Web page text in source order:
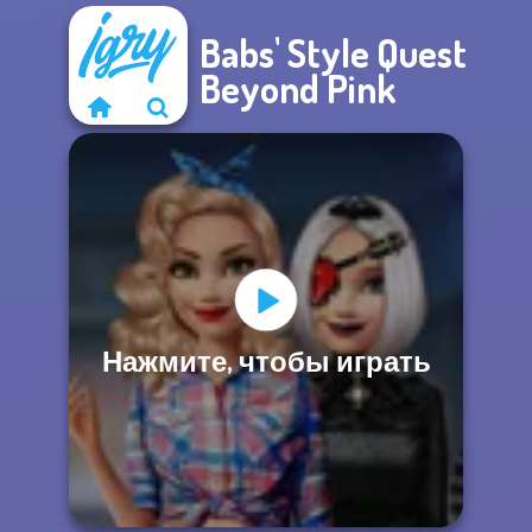
Babs' Style Quest
Beyond Pink
Нажмите, чтобы играть